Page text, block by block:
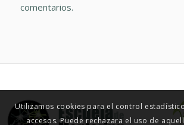
comentarios.
© ESCUELA DE MENTORING 2015
Utilizamos cookies para el control
accesos. Puede rechazara el uso de